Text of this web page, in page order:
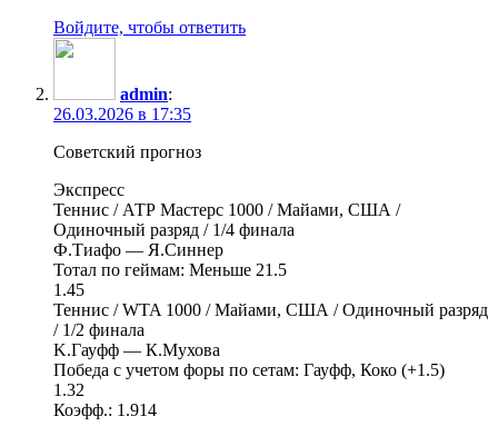
Войдите, чтобы ответить
admin:
26.03.2026 в 17:35
Советский прогноз
Экспресс
Теннис / АТР Мастерс 1000 / Майами, США /
Одиночный разряд / 1/4 финала
Ф.Тиафо — Я.Синнер
Тотал по геймам: Меньше 21.5
1.45
Теннис / WTA 1000 / Майами, США / Одиночный разряд
/ 1/2 финала
K.Гауфф — К.Мухова
Победа с учетом форы по сетам: Гауфф, Коко (+1.5)
1.32
Коэфф.: 1.914